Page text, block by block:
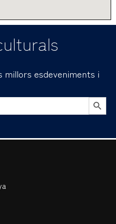
millors esdeveniments i
BOTÓN DE